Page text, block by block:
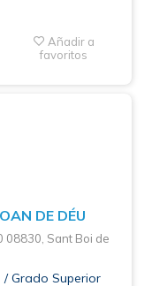
Añadir a
favoritos
DE DÉU
08830, Sant Boi de
Grado Superior